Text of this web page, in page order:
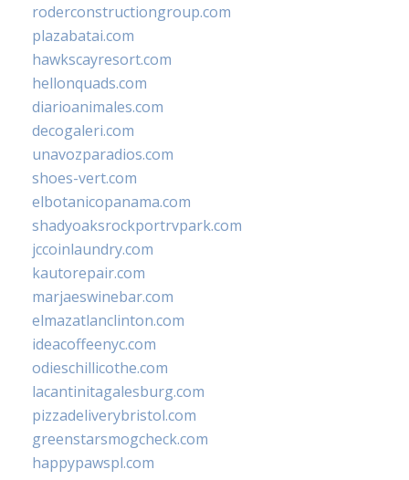
roderconstructiongroup.com
plazabatai.com
hawkscayresort.com
hellonquads.com
diarioanimales.com
decogaleri.com
unavozparadios.com
shoes-vert.com
elbotanicopanama.com
shadyoaksrockportrvpark.com
jccoinlaundry.com
kautorepair.com
marjaeswinebar.com
elmazatlanclinton.com
ideacoffeenyc.com
odieschillicothe.com
lacantinitagalesburg.com
pizzadeliverybristol.com
greenstarsmogcheck.com
happypawspl.com